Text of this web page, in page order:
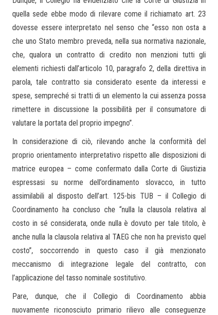
quella sede ebbe modo di rilevare come il richiamato art. 23
dovesse essere interpretato nel senso che “esso non osta a
che uno Stato membro preveda, nella sua normativa nazionale,
che, qualora un contratto di credito non menzioni tutti gli
elementi richiesti dall’articolo 10, paragrafo 2, della direttiva in
parola, tale contratto sia considerato esente da interessi e
spese, sempreché si tratti di un elemento la cui assenza possa
rimettere in discussione la possibilità per il consumatore di
valutare la portata del proprio impegno”.
In considerazione di ciò, rilevando anche la conformità del
proprio orientamento interpretativo rispetto alle disposizioni di
matrice europea – come confermato dalla Corte di Giustizia
espressasi su norme dell’ordinamento slovacco, in tutto
assimilabili al disposto dell’art. 125-bis TUB – il Collegio di
Coordinamento ha concluso che “nulla la clausola relativa al
costo in sé considerata, onde nulla è dovuto per tale titolo, è
anche nulla la clausola relativa al TAEG che non ha previsto quel
costo”, soccorrendo in questo caso il già menzionato
meccanismo di integrazione legale del contratto, con
l’applicazione del tasso nominale sostitutivo.
Pare, dunque, che il Collegio di Coordinamento abbia
nuovamente riconosciuto primario rilievo alle conseguenze